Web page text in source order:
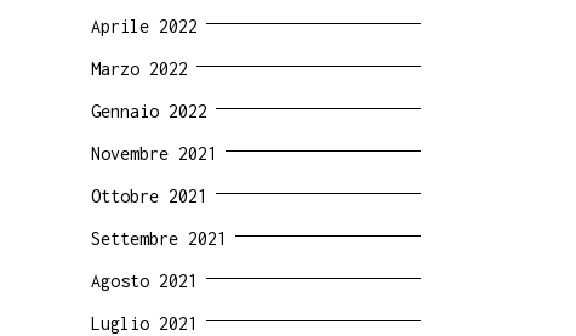
Aprile 2022
Marzo 2022
Gennaio 2022
Novembre 2021
Ottobre 2021
Settembre 2021
Agosto 2021
Luglio 2021